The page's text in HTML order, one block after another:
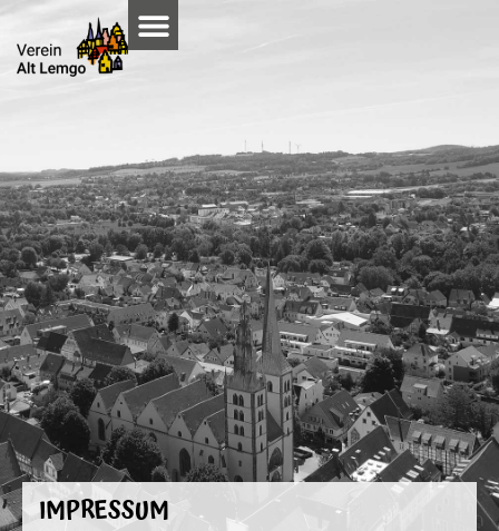
IMPRESSUM